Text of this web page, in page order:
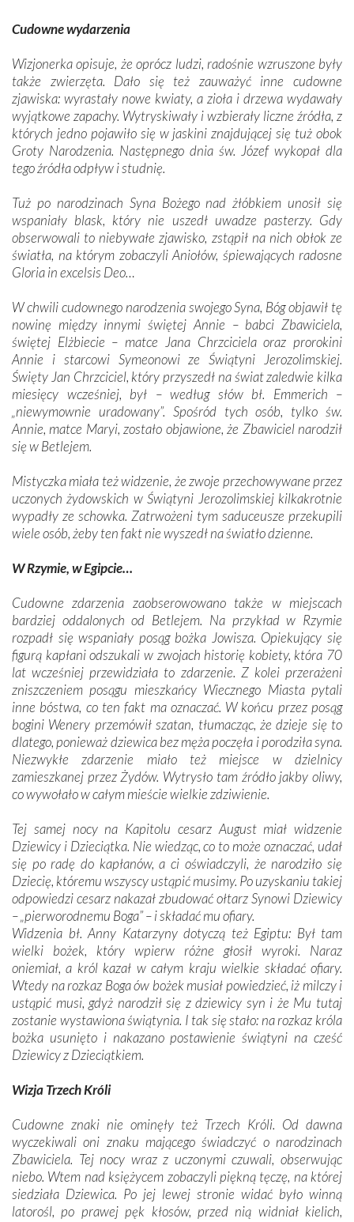
Cudowne wydarzenia
Wizjonerka opisuje, że oprócz ludzi, radośnie wzruszone były
także zwierzęta. Dało się też zauważyć inne cudowne
zjawiska: wyrastały nowe kwiaty, a zioła i drzewa wydawały
wyjątkowe zapachy. Wytryskiwały i wzbierały liczne źródła, z
których jedno pojawiło się w jaskini znajdującej się tuż obok
Groty Narodzenia. Następnego dnia św. Józef wykopał dla
tego źródła odpływ i studnię.
Tuż po narodzinach Syna Bożego nad żłóbkiem unosił się
wspaniały blask, który nie uszedł uwadze pasterzy. Gdy
obserwowali to niebywałe zjawisko, zstąpił na nich obłok ze
światła, na którym zobaczyli Aniołów, śpiewających radosne
Gloria in excelsis Deo…
W chwili cudownego narodzenia swojego Syna, Bóg objawił tę
nowinę między innymi świętej Annie – babci Zbawiciela,
świętej Elżbiecie – matce Jana Chrzciciela oraz prorokini
Annie i starcowi Symeonowi ze Świątyni Jerozolimskiej.
Święty Jan Chrzciciel, który przyszedł na świat zaledwie kilka
miesięcy wcześniej, był – według słów bł. Emmerich –
„niewymownie uradowany”. Spośród tych osób, tylko św.
Annie, matce Maryi, zostało objawione, że Zbawiciel narodził
się w Betlejem.
Mistyczka miała też widzenie, że zwoje przechowywane przez
uczonych żydowskich w Świątyni Jerozolimskiej kilkakrotnie
wypadły ze schowka. Zatrwożeni tym saduceusze przekupili
wiele osób, żeby ten fakt nie wyszedł na światło dzienne.
W Rzymie, w Egipcie…
Cudowne zdarzenia zaobserowowano także w miejscach
bardziej oddalonych od Betlejem. Na przykład w Rzymie
rozpadł się wspaniały posąg bożka Jowisza. Opiekujący się
figurą kapłani odszukali w zwojach historię kobiety, która 70
lat wcześniej przewidziała to zdarzenie. Z kolei przerażeni
zniszczeniem posągu mieszkańcy Wiecznego Miasta pytali
inne bóstwa, co ten fakt ma oznaczać. W końcu przez posąg
bogini Wenery przemówił szatan, tłumacząc, że dzieje się to
dlatego, ponieważ dziewica bez męża poczęła i porodziła syna.
Niezwykłe zdarzenie miało też miejsce w dzielnicy
zamieszkanej przez Żydów. Wytrysło tam źródło jakby oliwy,
co wywołało w całym mieście wielkie zdziwienie.
Tej samej nocy na Kapitolu cesarz August miał widzenie
Dziewicy i Dzieciątka. Nie wiedząc, co to może oznaczać, udał
się po radę do kapłanów, a ci oświadczyli, że narodziło się
Dziecię, któremu wszyscy ustąpić musimy. Po uzyskaniu takiej
odpowiedzi cesarz nakazał zbudować ołtarz Synowi Dziewicy
– „pierworodnemu Boga” – i składać mu ofiary.
Widzenia bł. Anny Katarzyny dotyczą też Egiptu: Był tam
wielki bożek, który wpierw różne głosił wyroki. Naraz
oniemiał, a król kazał w całym kraju wielkie składać ofiary.
Wtedy na rozkaz Boga ów bożek musiał powiedzieć, iż milczy i
ustąpić musi, gdyż narodził się z dziewicy syn i że Mu tutaj
zostanie wystawiona świątynia. I tak się stało: na rozkaz króla
bożka usunięto i nakazano postawienie świątyni na cześć
Dziewicy z Dzieciątkiem.
Wizja Trzech Króli
Cudowne znaki nie ominęły też Trzech Króli. Od dawna
wyczekiwali oni znaku mającego świadczyć o narodzinach
Zbawiciela. Tej nocy wraz z uczonymi czuwali, obserwując
niebo. Wtem nad księżycem zobaczyli piękną tęczę, na której
siedziała Dziewica. Po jej lewej stronie widać było winną
latorośl, po prawej pęk kłosów, przed nią widniał kielich,